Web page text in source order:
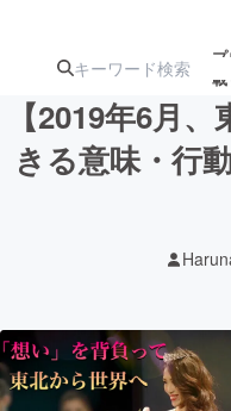
注目の
テクノロジー
【2019年6月
きる意味・行